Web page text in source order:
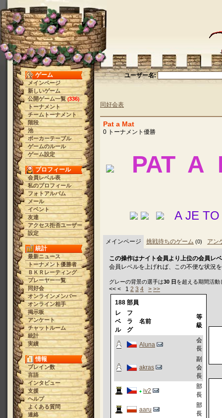
ゲーム
メインページ
新しいゲーム
公開ゲーム一覧 (336)
トーナメント
チームトーナメント
階段
池
ポーカーテーブル
ゲームのルール
ゲーム設定
プロフィール
会員レベル表
私のプロフィール
フォトアルバム
メール
イベント
友達
アクセス拒否ユーザー
設定
統計
最新ニュース
トーナメント優勝者
ＢＫＲレーティング
プレーヤー一覧
同好会
オンラインメンバー
オンライン相手
掲示板
アンケート
チャットルーム
統計
実績
情報
ブレイン数
言語
インタビュー
支援
ヘルプ
よくある質問
連絡
ユーザー名:
同好会表
Pat a Mat
0 トーナメント優勝
PAT A
A JE
メインページ 挑戦待ちのゲーム (0) アン
この操作はナイト会員より上位の会員レ
会員レベルを上げれば、この不便な状況
グレーの背景の選手は30 日 を超える期間活動
<< < 1 2 3 4 > >>
188 部員
レ
ベ
ル
フ
ラ
グ
名前
等
級
Aluna
会
長
akras
副
会
長
iv2
部
長
aaru
部
長